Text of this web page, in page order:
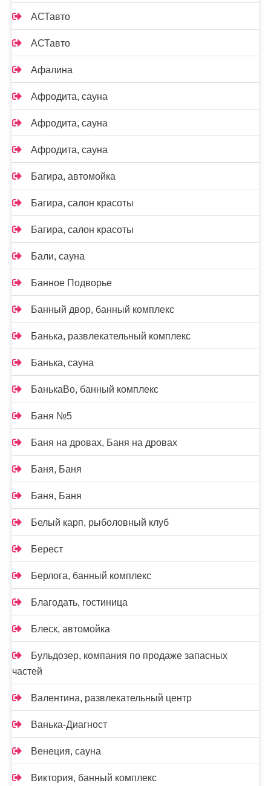
АСТавто
АСТавто
Афалина
Афродита, сауна
Афродита, сауна
Афродита, сауна
Багира, автомойка
Багира, салон красоты
Багира, салон красоты
Бали, сауна
Банное Подворье
Банный двор, банный комплекс
Банька, развлекательный комплекс
Банька, сауна
БанькаВо, банный комплекс
Баня №5
Баня на дровах, Баня на дровах
Баня, Баня
Баня, Баня
Белый карп, рыболовный клуб
Берест
Берлога, банный комплекс
Благодать, гостиница
Блеск, автомойка
Бульдозер, компания по продаже запасных
частей
Валентина, развлекательный центр
Ванька-Диагност
Венеция, сауна
Виктория, банный комплекс